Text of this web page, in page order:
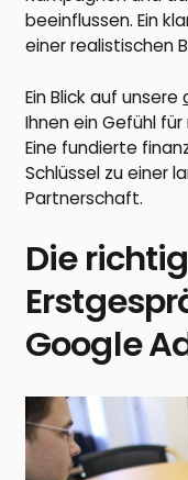
beeinflussen. Ein
einer realistischen
Ein Blick auf unsere
Ihnen ein Gefühl
Eine fundierte
Schlüssel zu einer
Partnerschaft.
Die
Google